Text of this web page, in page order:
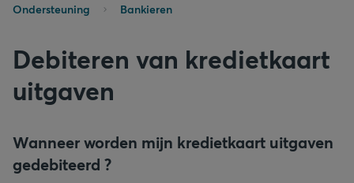
Ondersteuning Bankieren
Debiteren van kredietkaart
uitgaven
Wanneer worden mijn kredietkaart uitgaven
gedebiteerd ?